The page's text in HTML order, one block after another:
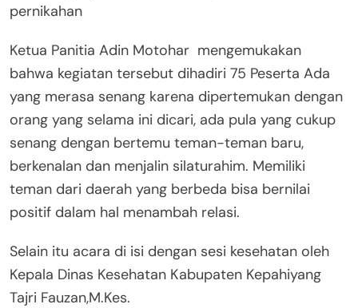
pernikahan
Ketua Panitia Adin Motohar mengemukakan
bahwa kegiatan tersebut dihadiri 75 Peserta Ada
yang merasa senang karena dipertemukan dengan
orang yang selama ini dicari, ada pula yang cukup
senang dengan bertemu teman-teman baru,
berkenalan dan menjalin silaturahim. Memiliki
teman dari daerah yang berbeda bisa bernilai
positif dalam hal menambah relasi.
Selain itu acara di isi dengan sesi kesehatan oleh
Kepala Dinas Kesehatan Kabupaten Kepahiyang
Tajri Fauzan,M.Kes.